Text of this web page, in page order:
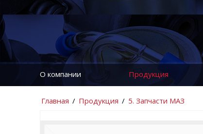
О компании Продукция
Главная / Продукция / 5. Запчасти МАЗ